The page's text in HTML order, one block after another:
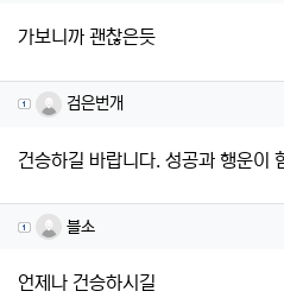
가보니까 괜찮은듯
검은번개님의 댓글
검은번개
건승하길 바랍니다. 성공과 행운이
블소님의 댓글
블소
언제나 건승하시길